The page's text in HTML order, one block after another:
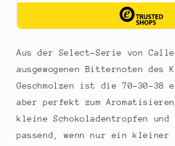
Aus der Select-Serie von
ausgewogenen Bitternoten des
Geschmolzen ist die 70-30-38
aber perfekt zum
kleine Schokoladentropfen und
passend, wenn nur ein kleiner